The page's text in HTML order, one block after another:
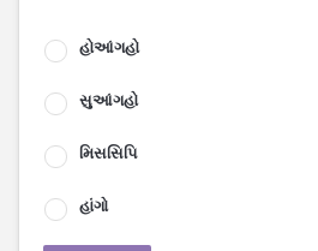
હોઆંગહો
સુઆંગહો
મિસસિપિ
હાંગો